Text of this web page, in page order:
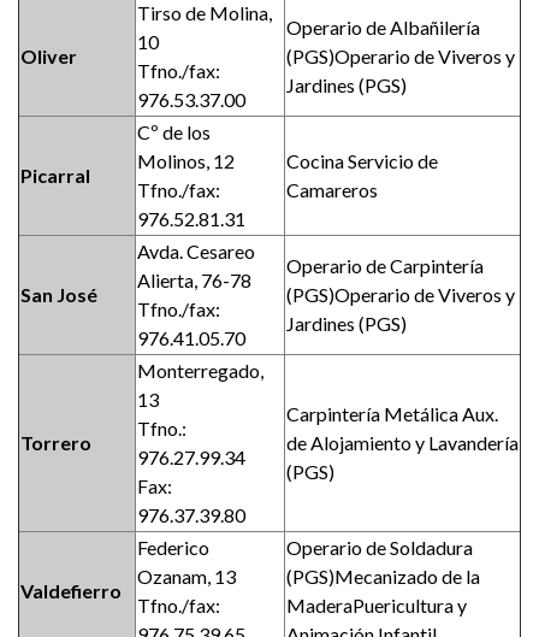
Oliver
Tirso de Molina,
10
Tfno./fax:
976.53.37.00
Operario de Albañilería
(PGS)Operario de Viveros y
Jardines (PGS)
Picarral
Cº de los
Molinos, 12
Tfno./fax:
976.52.81.31
Cocina Servicio de
Camareros
San José
Avda. Cesareo
Alierta, 76-78
Tfno./fax:
976.41.05.70
Operario de Carpintería
(PGS)Operario de Viveros y
Jardines (PGS)
Torrero
Monterregado,
13
Tfno.:
976.27.99.34
Fax:
976.37.39.80
Carpintería Metálica Aux.
de Alojamiento y Lavandería
(PGS)
Valdefierro
Federico
Ozanam, 13
Tfno./fax:
Operario de Soldadura
(PGS)Mecanizado de la
MaderaPuericultura y